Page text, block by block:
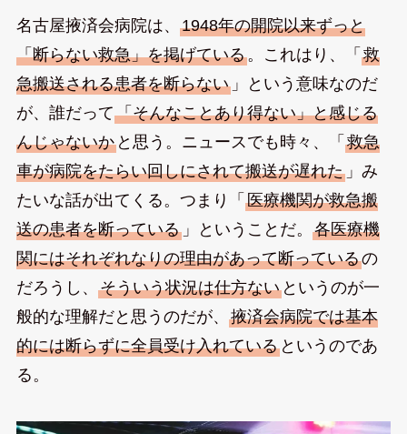
名古屋掖済会病院は、 1948年の開院以来ずっと
「断らない救急」を掲げている。これはり、「 救
急搬送される患者を断らない」という意味なのだ
が、誰だって「そんなことあり得ない」と感じる
んじゃないかと思う。ニュースでも時々、「 救急
車が病院をたらい回しにされて搬送が遅れた」み
たいな話が出てくる。つまり「 医療機関が救急搬
送の患者を断っている」ということだ。 各医療機
関にはそれぞれなりの理由があって断っているの
だろうし、 そういう状況は仕方ないというのが一
般的な理解だと思うのだが、 掖済会病院では基本
的には断らずに全員受け入れているというのであ
る。